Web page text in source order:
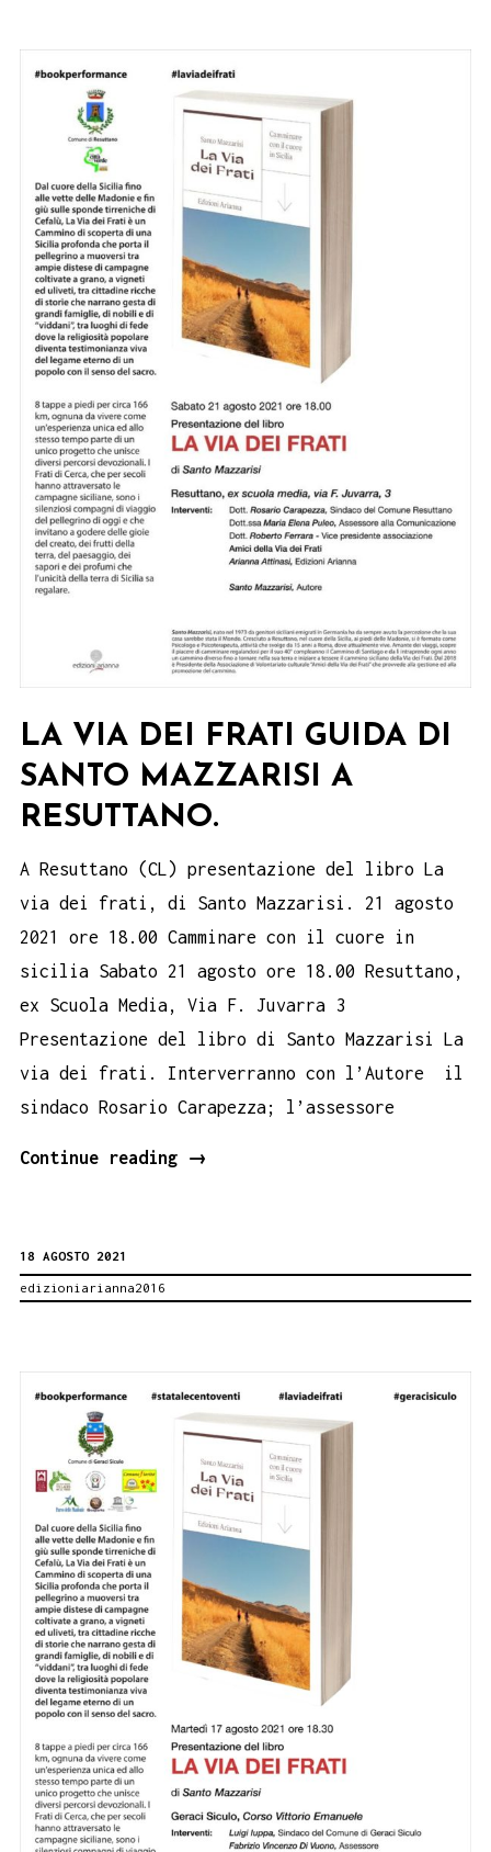
LA VIA DEI FRATI GUIDA DI
SANTO MAZZARISI A
RESUTTANO.
A Resuttano (CL) presentazione del libro La
via dei frati, di Santo Mazzarisi. 21 agosto
2021 ore 18.00 Camminare con il cuore in
sicilia Sabato 21 agosto ore 18.00 Resuttano,
ex Scuola Media, Via F. Juvarra 3
Presentazione del libro di Santo Mazzarisi La
via dei frati. Interverranno con l’Autore il
sindaco Rosario Carapezza; l’assessore
Continue reading
La
Mazzarisi
a
Resuttano.
→
18 AGOSTO 2021
edizioniarianna2016